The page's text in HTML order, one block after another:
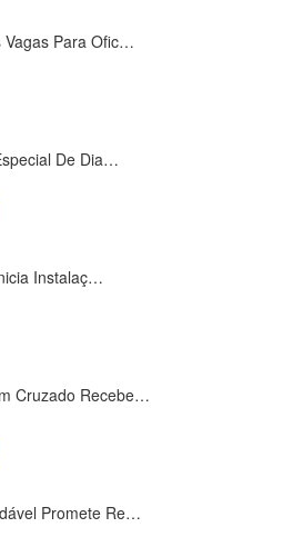
Vagas Para Ofic…
De Dia…
Instalaç…
Cruzado Recebe…
Promete Re…